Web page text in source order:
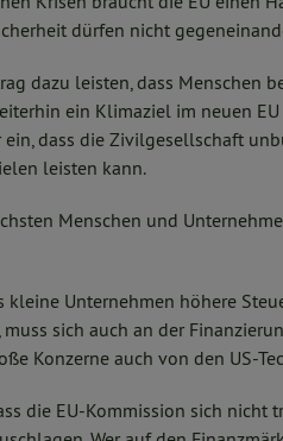
dürfen nicht
dazu leisten, dass
ein Klimaziel im neuen
ein, dass die Zivilgesellschaft
leisten kann.
Menschen und
kleine Unternehmen höhere
muss sich auch an der
Konzerne auch von den US-
die EU-Kommission sich